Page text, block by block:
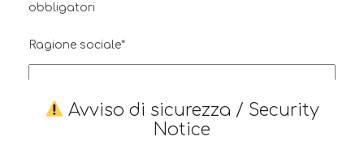
obbligatori
Ragione sociale*
Avviso di sicurezza / Security
Notice